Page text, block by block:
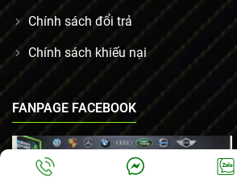
Chính sách đổi trả
Chính sách khiếu nại
FANPAGE FACEBOOK